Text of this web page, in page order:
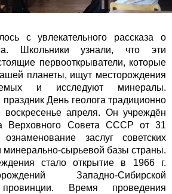
с увлекательного рассказа о
Школьники узнали, что эти
первооткрыватели, которые
планеты, ищут месторождения
и исследуют минералы.
День геолога традиционно
апреля. Он учреждён
Верховного Совета СССР от 31
заслуг советских
минерально-сырьевой базы страны.
стало открытие в 1966 г.
Западно-Сибирской
провинции. Время проведения